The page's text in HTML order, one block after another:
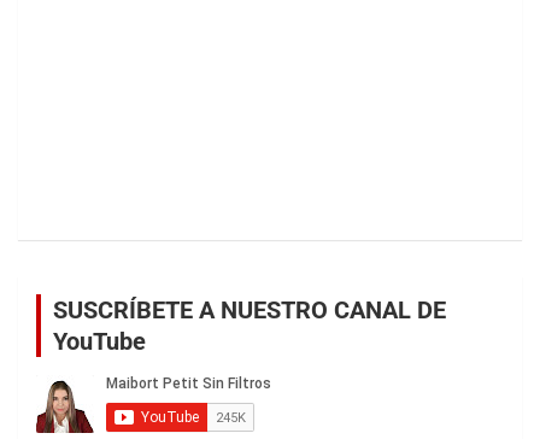
SUSCRÍBETE A NUESTRO CANAL DE
YouTube